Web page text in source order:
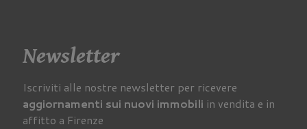
Newsletter
Iscriviti alle nostre newsletter per ricevere
aggiornamenti sui nuovi immobili in vendita e in
affitto a Firenze